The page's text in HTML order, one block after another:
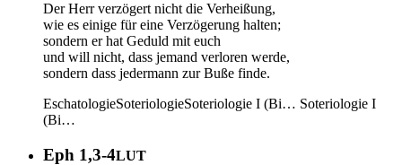
Der Herr verzögert nicht die Verheißung,
wie es einige für eine Verzögerung halten;
sondern er hat Geduld mit euch
und will nicht, dass jemand verloren werde,
sondern dass jedermann zur Buße finde.
EschatologieSoteriologieSoteriologie I (Bi… Soteriologie I
(Bi…
Eph 1,3-4LUT